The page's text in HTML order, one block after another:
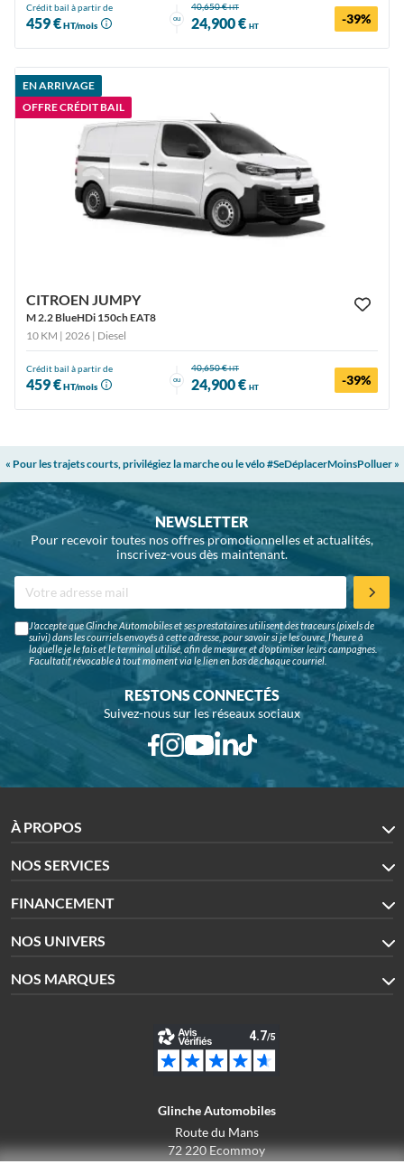
Crédit bail à partir de
459 €HT/mois
ou
40,650 €HT
24,900 € HT -39%
EN ARRIVAGE
OFFRE CRÉDIT BAIL
CITROEN JUMPY
M 2.2 BlueHDi 150ch EAT8
10 KM | 2026 | Diesel
Crédit bail à partir de
459 €HT/mois
ou
40,650 €HT
24,900 € HT -39%
« Pour les trajets courts, privilégiez la marche ou le vélo #SeDéplacerMoinsPolluer »
NEWSLETTER
Pour recevoir toutes nos offres promotionnelles et actualités,
inscrivez-vous dès maintenant.
J'accepte que Glinche Automobiles et ses prestataires utilisent des traceurs (pixels de
suivi) dans les courriels envoyés à cette adresse, pour savoir si je les ouvre, l'heure à
laquelle je le fais et le terminal utilisé, afin de mesurer et d'optimiser leurs campagnes.
Facultatif, révocable à tout moment via le lien en bas de chaque courriel.
RESTONS CONNECTÉS
Suivez-nous sur les réseaux sociaux
À PROPOS
NOS SERVICES
FINANCEMENT
NOS UNIVERS
NOS MARQUES
Glinche Automobiles
Route du Mans
72 220 Ecommoy